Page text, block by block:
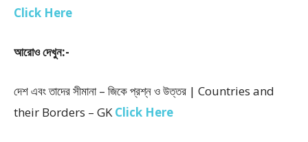
Click Here
আরোও দেখুন:-
দেশ এবং তাদের সীমানা – জিকে প্রশ্ন ও উত্তর | Countries and
their Borders – GKClick Here